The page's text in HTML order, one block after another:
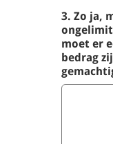
3. Zo ja,
moet er
bedrag